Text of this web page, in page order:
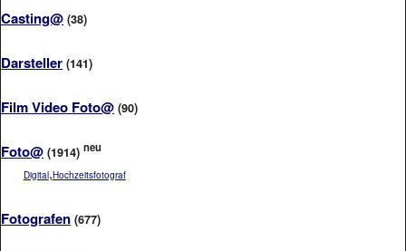
Casting@ (38)
Darsteller (141)
Film Video Foto@ (90)
Foto@ (1914) neu
Digital,Hochzeitsfotograf
Fotografen (677)